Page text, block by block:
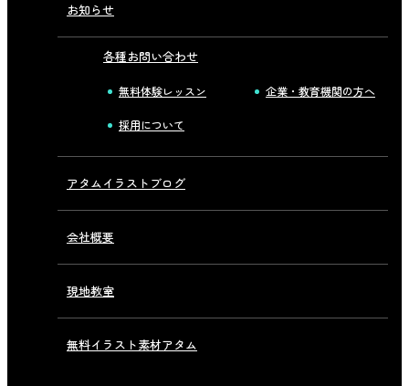
お知らせ
各種お問い合わせ
無料体験レッスン 企業・教育機関の方へ
採用について
アタムイラストブログ
会社概要
現地教室
無料イラスト素材アタム